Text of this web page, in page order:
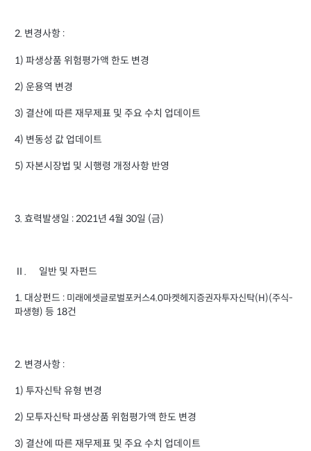
2. 변경사항 :
1) 파생상품 위험평가액 한도 변경
2) 운용역 변경
3) 결산에 따른 재무제표 및 주요 수치 업데이트
4) 변동성 값 업데이트
5) 자본시장법 및 시행령 개정사항 반영
3. 효력발생일 : 2021년 4월 30일 (금)
Ⅱ. 일반 및 자펀드
1. 대상펀드 : 미래에셋글로벌포커스4.0마켓헤지증권자투자신탁(H)(주식-
파생형) 등 18건
2. 변경사항 :
1) 투자신탁 유형 변경
2) 모투자신탁 파생상품 위험평가액 한도 변경
3) 결산에 따른 재무제표 및 주요 수치 업데이트